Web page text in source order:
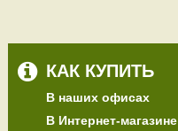
КАК КУПИТЬ
В наших офисах
В Интернет-магазине